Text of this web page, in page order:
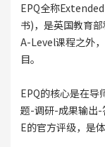
EPQ全称
书)，是英国教育
A-Level课程之外
目。
EPQ的核心是在
题-调研-成果输出
E的官方评级，是